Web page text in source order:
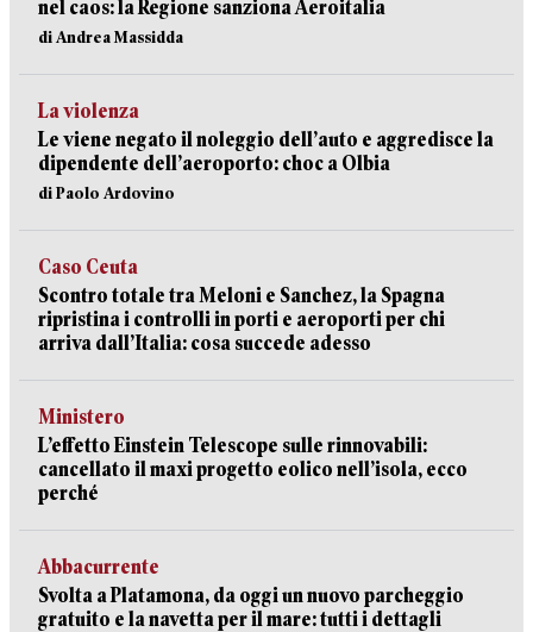
nel caos: la Regione sanziona Aeroitalia
di Andrea Massidda
La violenza
Le viene negato il noleggio dell’auto e aggredisce la
dipendente dell’aeroporto: choc a Olbia
di Paolo Ardovino
Caso Ceuta
Scontro totale tra Meloni e Sanchez, la Spagna
ripristina i controlli in porti e aeroporti per chi
arriva dall’Italia: cosa succede adesso
Ministero
L’effetto Einstein Telescope sulle rinnovabili:
cancellato il maxi progetto eolico nell’isola, ecco
perché
Abbacurrente
Svolta a Platamona, da oggi un nuovo parcheggio
gratuito e la navetta per il mare: tutti i dettagli